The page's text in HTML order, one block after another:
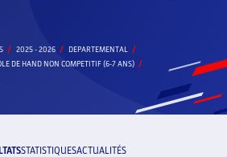
2025 - 2026
DEPARTEMENTAL
DE HAND NON COMPETITIF (6-7 ANS)
STATISTIQUESACTUALITÉS